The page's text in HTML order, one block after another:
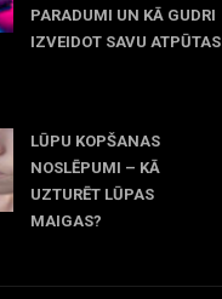
PARADUMI UN KĀ GUDRI
IZVEIDOT SAVU ATPŪTAS
LŪPU KOPŠANAS
NOSLĒPUMI – KĀ
UZTURĒT LŪPAS
MAIGAS?